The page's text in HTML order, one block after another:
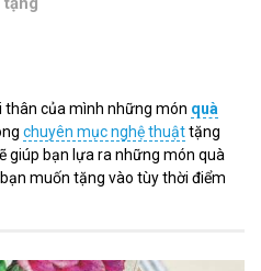
thân của mình những món quà
chuyên mục nghệ thuậttặng
giúp bạn lựa ra những món quà
muốn tặng vào tùy thời điểm